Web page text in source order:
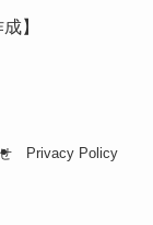
】
Privacy Policy